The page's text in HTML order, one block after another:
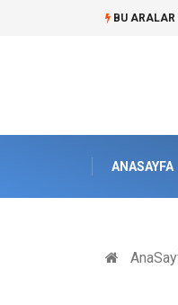
BU
ANASAYFA